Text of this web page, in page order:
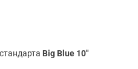
Big Blue 10″